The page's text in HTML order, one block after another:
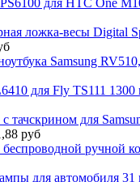
ложка-весы Digital
Samsung
для Fly TS111
тачскрином для
руб
ручной
для автомобиля